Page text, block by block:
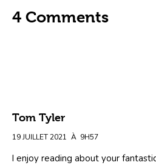
4 Comments
Tom Tyler
19 JUILLET 2021 À 9H57
I enjoy reading about your